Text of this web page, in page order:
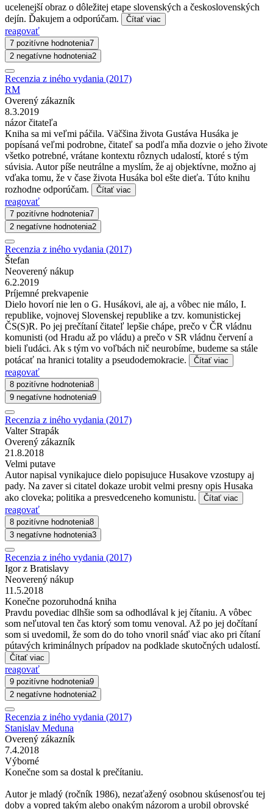
ucelenejší obraz o dôležitej etape slovenských a československých
dejín. Ďakujem a odporúčam.
Čítať viac
reagovať
7 pozitívne hodnotenia7
2 negatívne hodnotenia2
Recenzia z iného vydania (2017)
RM
Overený zákazník
8.3.2019
názor čitateľa
Kniha sa mi veľmi páčila. Väčšina života Gustáva Husáka je
popísaná veľmi podrobne, čitateľ sa podľa mňa dozvie o jeho živote
všetko potrebné, vrátane kontextu rôznych udalostí, ktoré s tým
súvisia. Autor píše neutrálne a myslím, že aj objektívne, možno aj
vďaka tomu, že v čase života Husáka bol ešte dieťa. Túto knihu
rozhodne odporúčam.
Čítať viac
reagovať
7 pozitívne hodnotenia7
2 negatívne hodnotenia2
Recenzia z iného vydania (2017)
Štefan
Neoverený nákup
6.2.2019
Príjemné prekvapenie
Dielo hovorí nie len o G. Husákovi, ale aj, a vôbec nie málo, I.
republike, vojnovej Slovenskej republike a tzv. komunistickej
ČS(S)R. Po jej prečítaní čitateľ lepšie chápe, prečo v ČR vládnu
komunisti (od Hradu až po vládu) a prečo v SR vládnu červení a
bieli ľudáci. Ak s tým vo voľbách nič neurobíme, budeme sa stále
potácať na hranici totality a pseudodemokracie.
Čítať viac
reagovať
8 pozitívne hodnotenia8
9 negatívne hodnotenia9
Recenzia z iného vydania (2017)
Valter Strapák
Overený zákazník
21.8.2018
Velmi putave
Autor napisal vynikajuce dielo popisujuce Husakove vzostupy aj
pady. Na zaver si citatel dokaze urobit velmi presny opis Husaka
ako cloveka; politika a presvedceneho komunistu.
Čítať viac
reagovať
8 pozitívne hodnotenia8
3 negatívne hodnotenia3
Recenzia z iného vydania (2017)
Igor z Bratislavy
Neoverený nákup
11.5.2018
Konečne pozoruhodná kniha
Pravdu povediac dlhšie som sa odhodlával k jej čítaniu. A vôbec
som neľutoval ten čas ktorý som tomu venoval. Až po jej dočítaní
som si uvedomil, že som do do toho vnoril snáď viac ako pri čítaní
pútavých kriminálnych prípadov na podklade skutočných udalostí.
Čítať viac
reagovať
9 pozitívne hodnotenia9
2 negatívne hodnotenia2
Recenzia z iného vydania (2017)
Stanislav Meduna
Overený zákazník
7.4.2018
Výborné
Konečne som sa dostal k prečítaniu.
Autor je mladý (ročník 1986), nezaťažený osobnou skúsenosťou tej
doby a vopred takým alebo onakým názorom a urobil obrovské